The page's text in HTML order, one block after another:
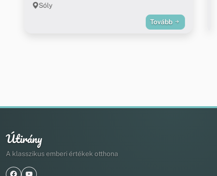
Sóly
Tovább
Útirány
A klasszikus emberi értékek otthona